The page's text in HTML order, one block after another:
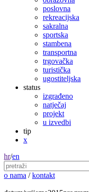
poslovna
rekreacijska
sakralna
sportska
stambena
transportna
trgovačka
turistička
ugostiteljska
status
izgrađeno
natječaj
projekt
u izvedbi
tip
x
hr/en
o nama / kontakt